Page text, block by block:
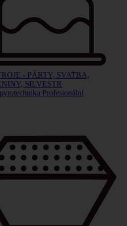
- PÁRTY, SVATBA,
SILVESTR
Profesionální